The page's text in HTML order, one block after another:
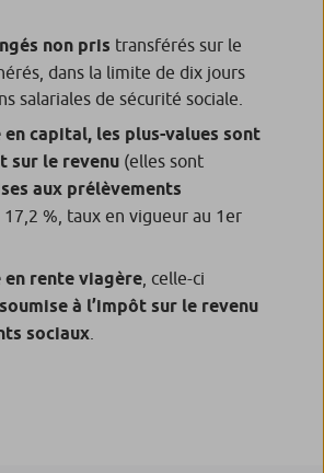
non pris transférés sur le
dans la limite de dix jours
salariales de sécurité sociale.
capital, les plus-values sont
sur le revenu (elles sont
aux prélèvements
17,2 %, taux en vigueur au 1er
rente viagère , celle-ci
à l’impôt sur le revenu
sociaux